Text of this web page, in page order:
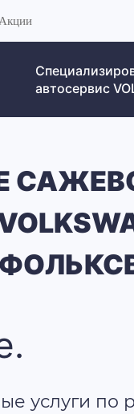
автосервис
услуги по